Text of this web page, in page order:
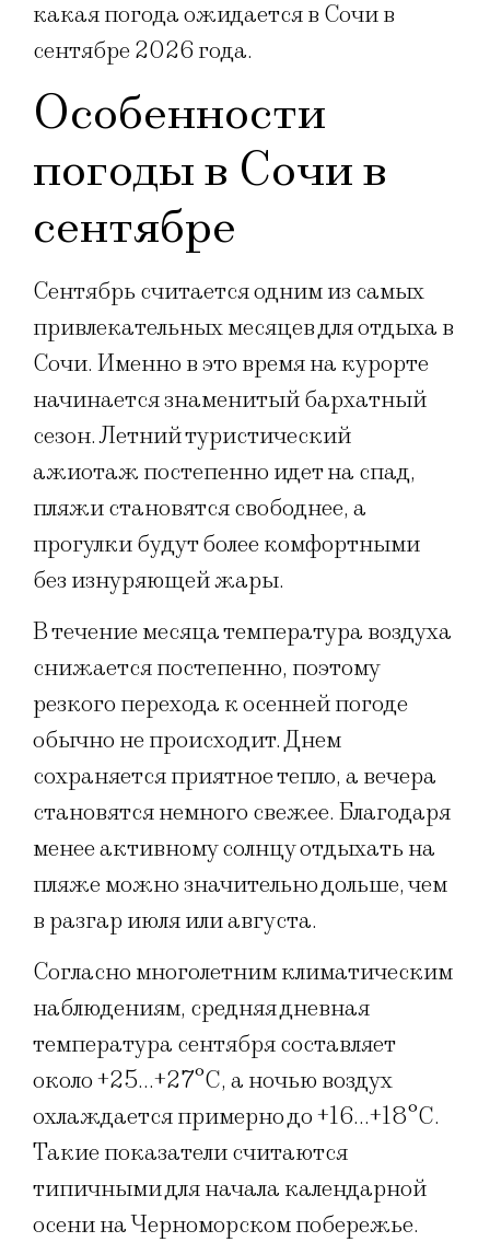
какая погода ожидается в Сочи в
сентябре 2026 года.
Особенности
погоды в Сочи в
сентябре
Сентябрь считается одним из самых
привлекательных месяцев для отдыха в
Сочи. Именно в это время на курорте
начинается знаменитый бархатный
сезон. Летний туристический
ажиотаж постепенно идет на спад,
пляжи становятся свободнее, а
прогулки будут более комфортными
без изнуряющей жары.
В течение месяца температура воздуха
снижается постепенно, поэтому
резкого перехода к осенней погоде
обычно не происходит. Днем
сохраняется приятное тепло, а вечера
становятся немного свежее. Благодаря
менее активному солнцу отдыхать на
пляже можно значительно дольше, чем
в разгар июля или августа.
Согласно многолетним климатическим
наблюдениям, средняя дневная
температура сентября составляет
около +25…+27°C, а ночью воздух
охлаждается примерно до +16…+18°C.
Такие показатели считаются
типичными для начала календарной
осени на Черноморском побережье.